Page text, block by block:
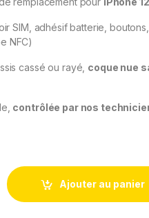
SIM, adhésif batterie,
NFC)
cassé ou rayé, coque nue
contrôlée par nos
remplacement iPhone 12
Ajouter au panier